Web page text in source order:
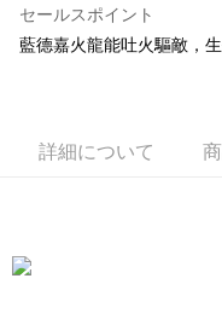
AFTEE代金後払い
説明
3.注文するときのお支払い
はアプリの通知に従って、4
配送方法
海外國家
セールスポイント
藍德嘉火龍能吐火驅敵，
詳細について